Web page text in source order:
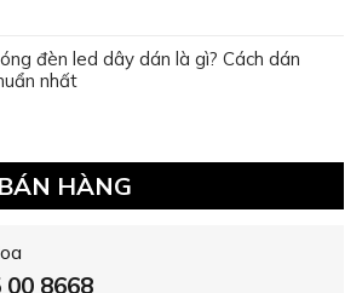
đèn led dây dán là gì? Cách dán
nhất
HÀNG
00 8668